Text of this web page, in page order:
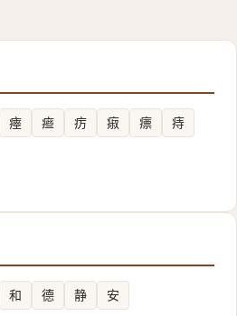
瘞 㾚 疠 㾥 瘭
痔
和 德 静 安